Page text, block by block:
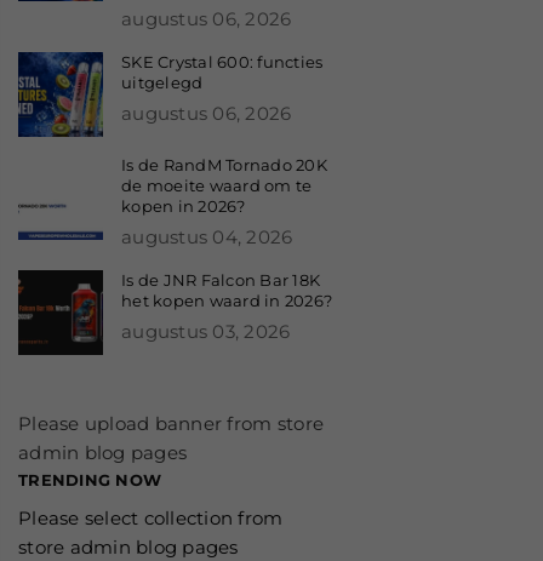
augustus 06, 2026
SKE Crystal 600: functies
uitgelegd
augustus 06, 2026
Is de RandM Tornado 20K
de moeite waard om te
kopen in 2026?
augustus 04, 2026
Is de JNR Falcon Bar 18K
het kopen waard in 2026?
augustus 03, 2026
Please upload banner from store
admin blog pages
TRENDING NOW
Please select collection from
store admin blog pages